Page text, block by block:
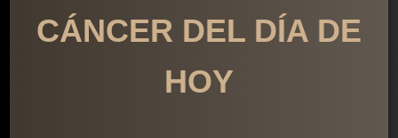
CÁNCER DEL DÍA DE
HOY